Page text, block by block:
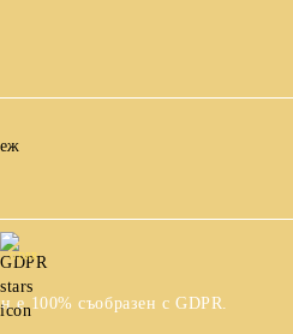
GDPR
е 100% съобразен с GDPR.